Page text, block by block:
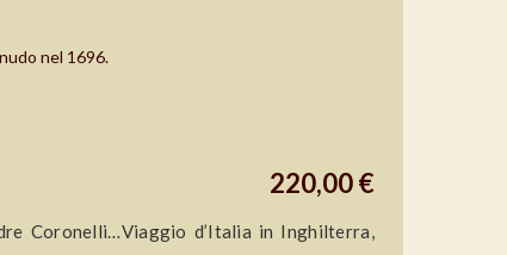
nel 1696.
220,00 €
Coronelli…Viaggio d’Italia in Inghilterra,